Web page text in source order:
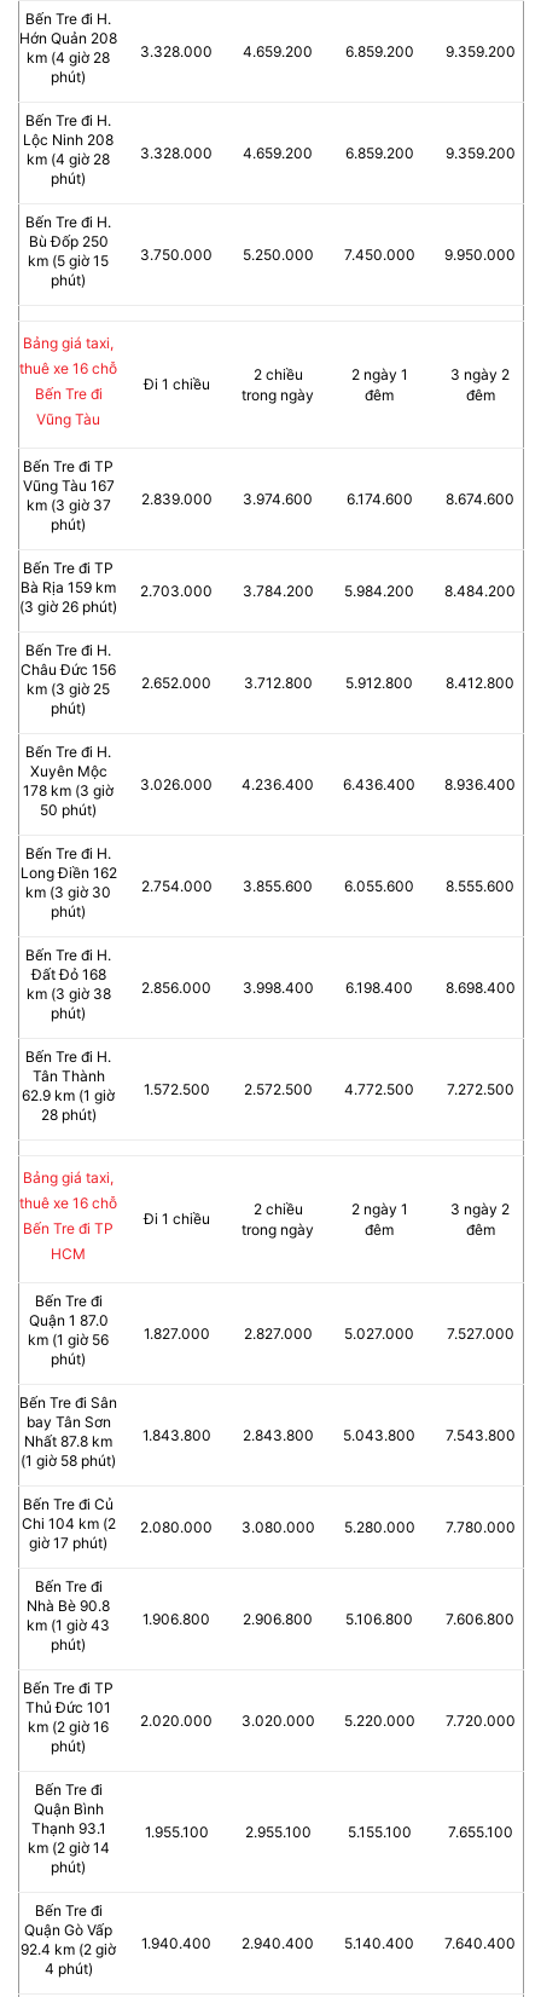
Bến Tre đi H.
Hớn Quản 208
km (4 giờ 28
phút)
3.328.000 4.659.200 6.859.200 9.359.200
Bến Tre đi H.
Lộc Ninh 208
km (4 giờ 28
phút)
3.328.000 4.659.200 6.859.200 9.359.200
Bến Tre đi H.
Bù Đốp 250
km (5 giờ 15
phút)
3.750.000 5.250.000 7.450.000 9.950.000
Bảng giá taxi,
thuê xe 16 chỗ
Bến Tre đi
Vũng Tàu
Đi 1 chiều
2 chiều
trong ngày
2 ngày 1
đêm
3 ngày 2
đêm
Bến Tre đi TP
Vũng Tàu 167
km (3 giờ 37
phút)
2.839.000 3.974.600 6.174.600 8.674.600
Bến Tre đi TP
Bà Rịa 159 km
(3 giờ 26 phút)
2.703.000 3.784.200 5.984.200 8.484.200
Bến Tre đi H.
Châu Đức 156
km (3 giờ 25
phút)
2.652.000 3.712.800 5.912.800 8.412.800
Bến Tre đi H.
Xuyên Mộc
178 km (3 giờ
50 phút)
3.026.000 4.236.400 6.436.400 8.936.400
Bến Tre đi H.
Long Điền 162
km (3 giờ 30
phút)
2.754.000 3.855.600 6.055.600 8.555.600
Bến Tre đi H.
Đất Đỏ 168
km (3 giờ 38
phút)
2.856.000 3.998.400 6.198.400 8.698.400
Bến Tre đi H.
Tân Thành
62.9 km (1 giờ
28 phút)
1.572.500 2.572.500 4.772.500 7.272.500
Bảng giá taxi,
thuê xe 16 chỗ
Bến Tre đi TP
HCM
Đi 1 chiều
2 chiều
trong ngày
2 ngày 1
đêm
3 ngày 2
đêm
Bến Tre đi
Quận 1 87.0
km (1 giờ 56
phút)
1.827.000 2.827.000 5.027.000 7.527.000
Bến Tre đi Sân
bay Tân Sơn
Nhất 87.8 km
(1 giờ 58 phút)
1.843.800 2.843.800 5.043.800 7.543.800
Bến Tre đi Củ
Chi 104 km (2
giờ 17 phút)
2.080.000 3.080.000 5.280.000 7.780.000
Bến Tre đi
Nhà Bè 90.8
km (1 giờ 43
phút)
1.906.800 2.906.800 5.106.800 7.606.800
Bến Tre đi TP
Thủ Đức 101
km (2 giờ 16
phút)
2.020.000 3.020.000 5.220.000 7.720.000
Bến Tre đi
Quận Bình
Thạnh 93.1
km (2 giờ 14
phút)
1.955.100 2.955.100 5.155.100 7.655.100
Bến Tre đi
Quận Gò Vấp
92.4 km (2 giờ
4 phút)
1.940.400 2.940.400 5.140.400 7.640.400